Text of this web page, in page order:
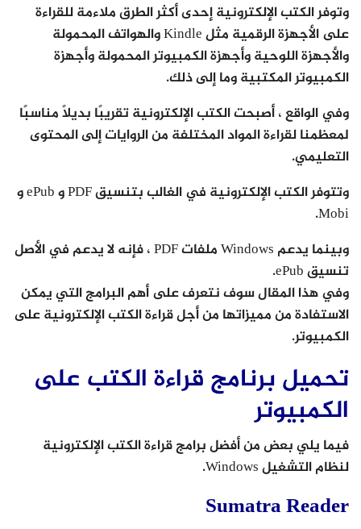
وتوفر الكتب الإلكترونية إحدى أكثر الطرق ملاءمة للقراءة
على الأجهزة الرقمية مثل Kindle والهواتف المحمولة
والأجهزة اللوحية وأجهزة الكمبيوتر المحمولة وأجهزة
الكمبيوتر المكتبية وما إلى ذلك.
وفي الواقع ، أصبحت الكتب الإلكترونية تقريبًا بديلاً مناسبًا
لمعظمنا لقراءة المواد المختلفة من الروايات إلى المحتوى
التعليمي.
وتتوفر الكتب الإلكترونية في الغالب بتنسيق PDF و ePub و
Mobi.
وبينما يدعم Windows ملفات PDF ، فإنه لا يدعم في الأصل
تنسيق ePub.
وفي هذا المقال سوف نتعرف على أهم البرامج التي يمكن
الاستفادة من مميزاتها من أجل قراءة الكتب الإلكترونية على
الكمبيوتر.
تحميل برنامج قراءة الكتب على
الكمبيوتر
فيما يلي بعض من أفضل برامج قراءة الكتب الإلكترونية
لنظام التشغيل Windows.
Sumatra Reader